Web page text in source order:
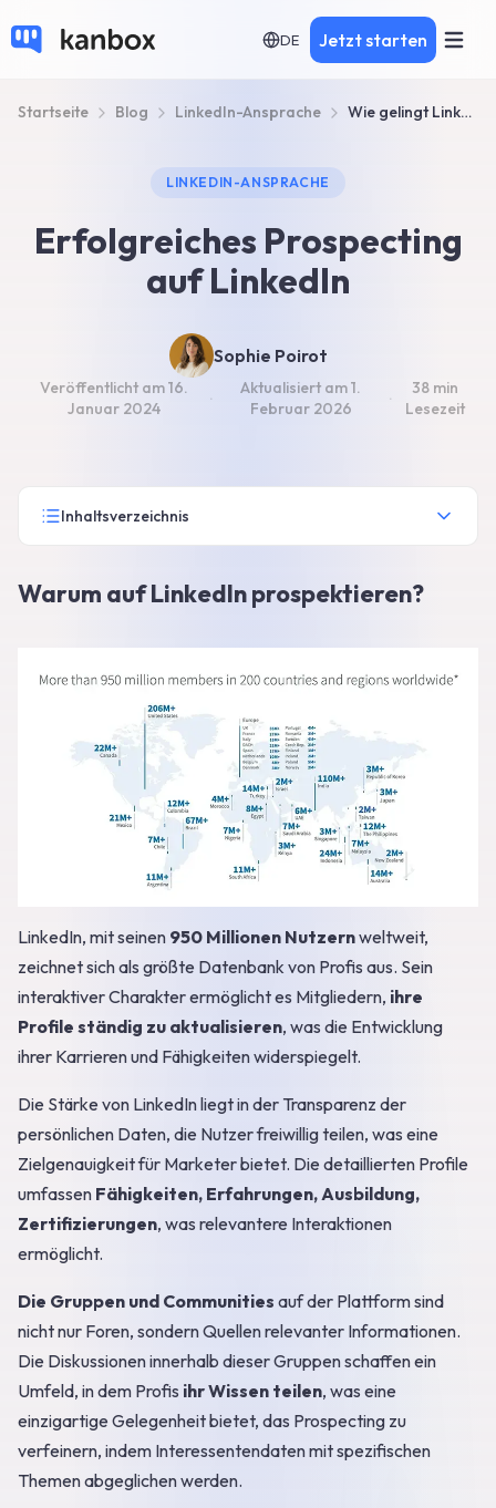
DE Jetzt starten
Startseite Blog LinkedIn-Ansprache Wie gelingt LinkedIn-Prospecting?
LINKEDIN-ANSPRACHE
Erfolgreiches Prospecting
auf LinkedIn
Sophie Poirot
Veröffentlicht am16.
Januar 2024
·
Aktualisiert am1.
Februar 2026
·
38 min
Lesezeit
Inhaltsverzeichnis
Warum auf LinkedIn prospektieren?
LinkedIn, mit seinen 950 Millionen Nutzernweltweit,
zeichnet sich als größte Datenbank von Profis aus. Sein
interaktiver Charakter ermöglicht es Mitgliedern, ihre
Profile ständig zu aktualisieren, was die Entwicklung
ihrer Karrieren und Fähigkeiten widerspiegelt.
Die Stärke von LinkedIn liegt in der Transparenz der
persönlichen Daten, die Nutzer freiwillig teilen, was eine
Zielgenauigkeit für Marketer bietet. Die detaillierten Profile
umfassen Fähigkeiten, Erfahrungen, Ausbildung,
Zertifizierungen, was relevantere Interaktionen
ermöglicht.
Die Gruppen und Communities auf der Plattform sind
nicht nur Foren, sondern Quellen relevanter Informationen.
Die Diskussionen innerhalb dieser Gruppen schaffen ein
Umfeld, in dem Profis ihr Wissen teilen, was eine
einzigartige Gelegenheit bietet, das Prospecting zu
verfeinern, indem Interessentendaten mit spezifischen
Themen abgeglichen werden.